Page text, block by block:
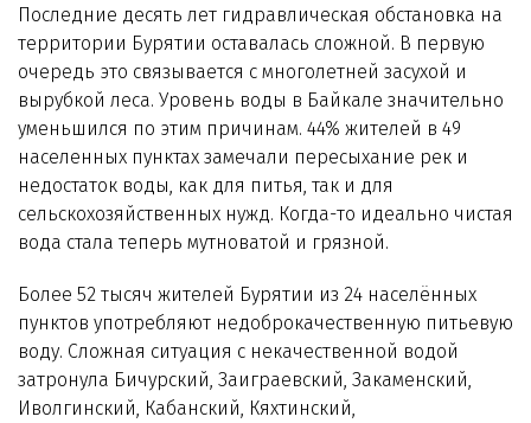
Последние десять лет гидравлическая обстановка на
территории Бурятии оставалась сложной. В первую
очередь это связывается с многолетней засухой и
вырубкой леса. Уровень воды в Байкале значительно
уменьшился по этим причинам. 44% жителей в 49
населенных пунктах замечали пересыхание рек и
недостаток воды, как для питья, так и для
сельскохозяйственных нужд. Когда-то идеально чистая
вода стала теперь мутноватой и грязной.
Более 52 тысяч жителей Бурятии из 24 населённых
пунктов употребляют недоброкачественную питьевую
воду. Сложная ситуация с некачественной водой
затронула Бичурский, Заиграевский, Закаменский,
Иволгинский, Кабанский, Кяхтинский,